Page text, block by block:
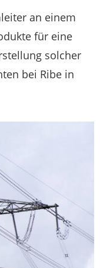
an einem
für eine
solcher
bei Ribe in